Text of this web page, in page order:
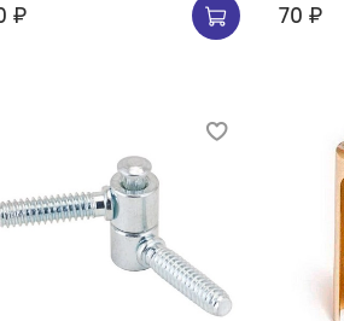
₽ 70 ₽